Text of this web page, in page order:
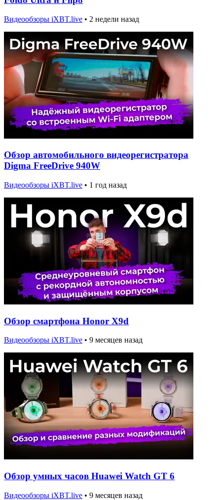
Видеообзоры iXBT.live • 2 недели назад
Обзор автомобильного видеорегистратора
Digma FreeDrive 940W
Видеообзоры iXBT.live • 1 год назад
Обзор смартфона Honor X9d
Видеообзоры iXBT.live • 9 месяцев назад
Обзор умных часов Huawei Watch GT 6
Видеообзоры iXBT.live • 9 месяцев назад